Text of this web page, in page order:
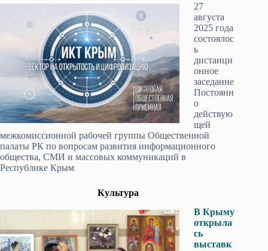
27
августа
2025 года
состоялос
ь
дистанци
онное
заседание
Постоянн
о
действую
щей
межкомиссионной рабочей группы Общественной
палаты РК по вопросам развития информационного
общества, СМИ и массовых коммуникаций в
Республике Крым
Культура
В Крыму
открыла
сь
выставк